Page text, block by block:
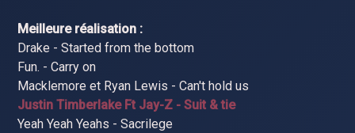
Meilleure réalisation :
Drake - Started from the bottom
Fun. - Carry on
Macklemore et Ryan Lewis - Can't hold us
Justin Timberlake Ft Jay-Z - Suit & tie
Yeah Yeah Yeahs - Sacrilege